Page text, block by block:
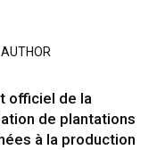
officiel de la
de plantations
à la production